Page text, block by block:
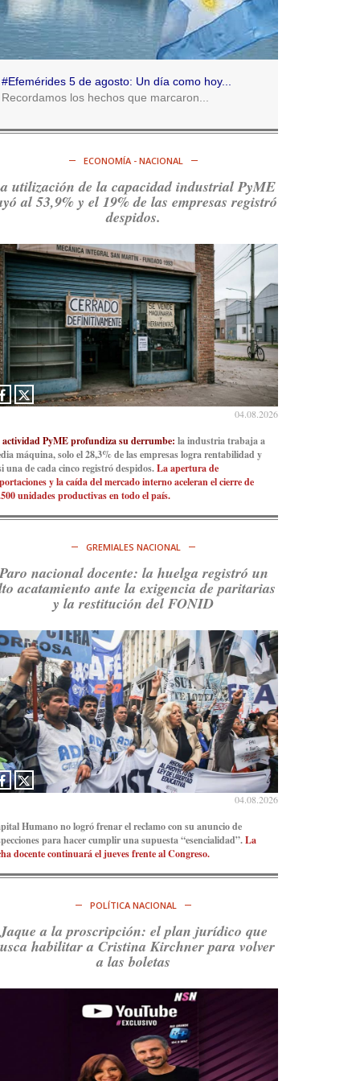
Consenso Patagónico
@consensopatagon
5d
Consenso Patagónico
@consensopatagon
sus derechos y por su organización. Hoy lo
a intentar. https://t.co/dOrTo1dv3D
Consenso Patagónico
@consensopatagon
@caortega64: A#50AñosDelGolpe, la memoria
presente y es futuro.https://t.co/uhRcKnCCc5
Ver en X
Consenso Patagónico
@consensopatagon
5d
con Irán al petróleohttps://t.co/IInL9uYZvh
t.co/ytaelKSfHm
Ver en X
Consenso Patagónico
Ver en X
@consensopatagon
8d
@PJCampana2022: Asumimos una nueva etapa
el Partido Justicialista de Campana, con el
de que el compañero@caortega64vuelva
Ver en X
#Efemérides 5 de agosto: Un día como hoy...
Recordamos los hechos que marcaron...
ECONOMÍA - NACIONAL
utilización de la capacidad industrial PyME
al 53,9% y el 19% de las empresas registró
despidos.
04.08.2026
PyME profundiza su derrumbe: la industria trabaja a
máquina, solo el 28,3% de las empresas logra rentabilidad y
una de cada cinco registró despidos.La apertura de
y la caída del mercado interno aceleran el cierre de
unidades productivas en todo el país.
GREMIALES NACIONAL
nacional docente: la huelga registró un
acatamiento ante la exigencia de paritarias
y la restitución del FONID
04.08.2026
Humano no logró frenar el reclamo con su anuncio de
para hacer cumplir una supuesta “esencialidad”.La
docente continuará el jueves frente al Congreso.
POLÍTICA NACIONAL
Jaque a la proscripción: el plan jurídico que
habilitar a Cristina Kirchner para volver
a las boletas